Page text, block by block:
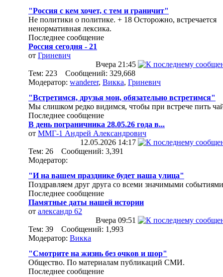
"Россия с кем хочет, с тем и граничит"
Не политики о политике. + 18 Осторожно, встречается
ненормативная лексика.
Последнее сообщение
Россия сегодня - 21
от Гринeвич
Вчера 21:45
Тем: 223 Сообщений: 329,668
Модератор: wanderer, Викка, Гриневич
"Встретимся, друзья мои, обязательно встретимся"
Мы слишком редко видимся, чтобы при встрече пить
Последнее сообщение
В день пограничника 28.05.26 года в...
от ММГ-1 Андрей Александрович
12.05.2026 14:17
Тем: 26 Сообщений: 3,391
Модератор:
"И на вашем празднике будет наша улица"
Поздравляем друг друга со всеми значимыми
Последнее сообщение
Памятные даты нашей истории
от александр 62
Вчера 09:51
Тем: 39 Сообщений: 1,993
Модератор: Викка
"Смотрите на жизнь без очков и шор"
Общество. По материалам публикаций СМИ.
Последнее сообщение